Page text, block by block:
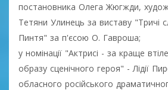
постановника Олега Жюгжди,
Тетяни Улинець за виставу "Тричі
Пинтя" за п'єсою О. Гавроша;
у номінації "Актрисі - за краще
образу сценічного героя" - Лідії
обласного російського